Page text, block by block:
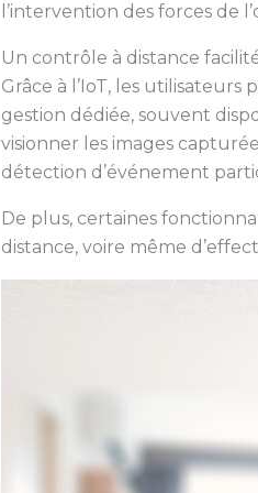
l’intervention des forces de
Un contrôle à distance
Grâce à l’IoT, les utilisateurs
gestion dédiée, souvent
visionner les images
détection d’événement
De plus, certaines
distance, voire même